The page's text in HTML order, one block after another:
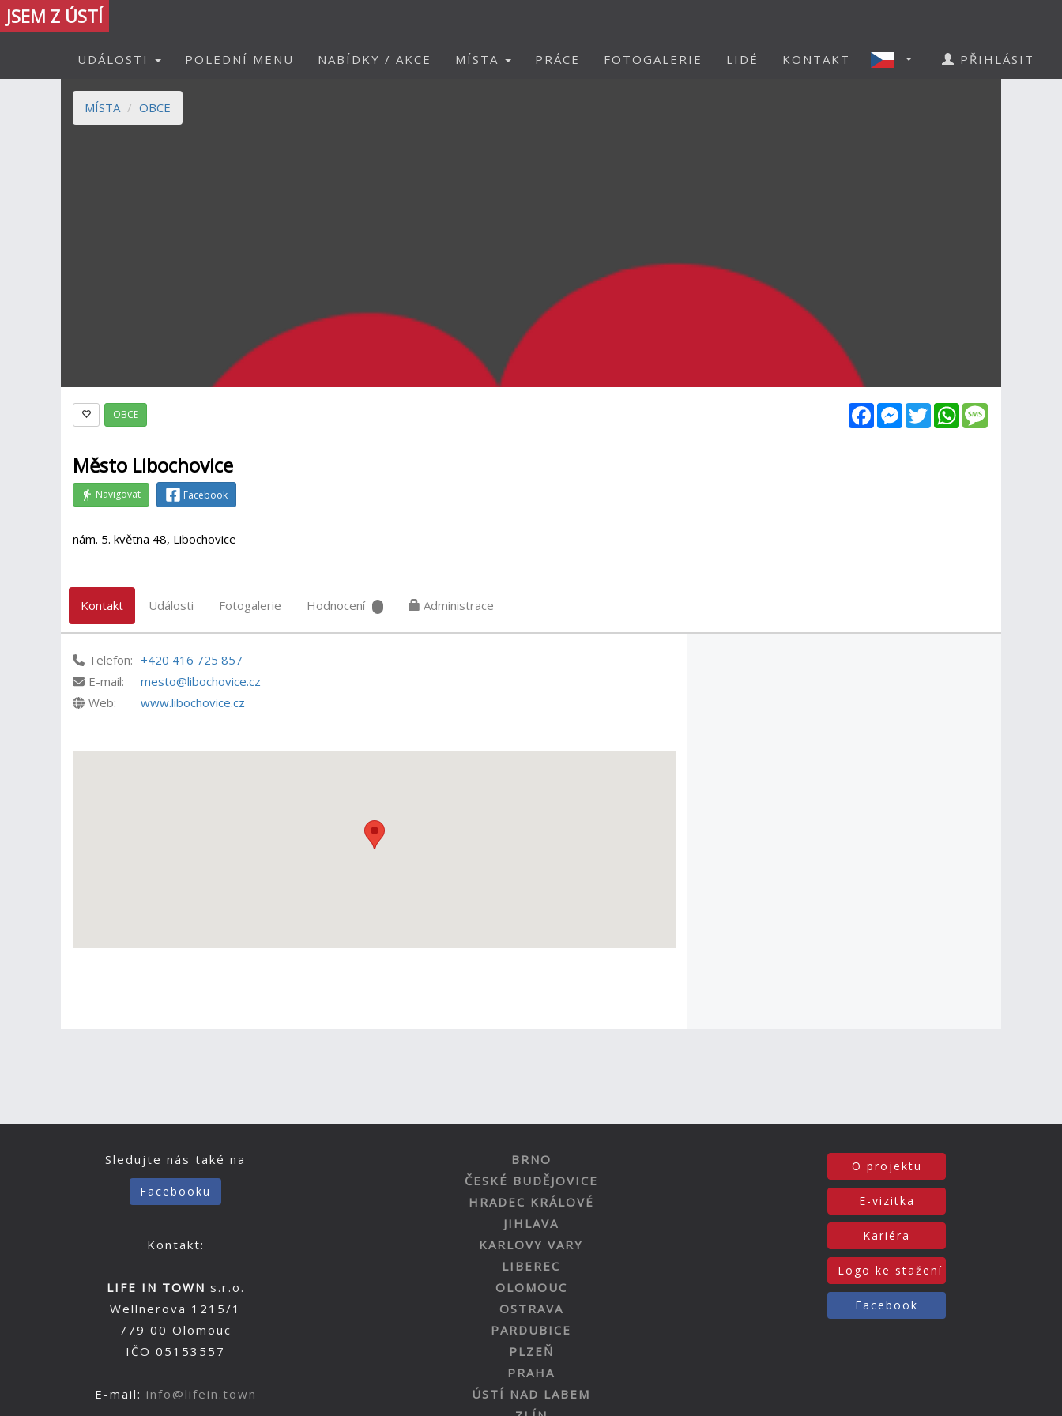
JSEM Z ÚSTÍ
UDÁLOSTI POLEDNÍ MENU NABÍDKY / AKCE MÍSTA PRÁCE FOTOGALERIE LIDÉ KONTAKT PŘIHLÁSIT
MÍSTA OBCE
FacebookMessenger
TwitterWhatsApp
OBCE
Město Libochovice
Navigovat Facebook
nám. 5. května 48, Libochovice
Kontakt Události Fotogalerie Hodnocení Administrace
Telefon: +420 416 725 857
E-mail:
mesto@libochovice.cz
Web:
www.libochovice.cz
Sledujte nás také na
Facebooku
Kontakt:
LIFE IN TOWN s.r.o.
Wellnerova 1215/1
779 00 Olomouc
IČO 05153557
E-mail: info@lifein.town
BRNO
ČESKÉ BUDĚJOVICE
HRADEC KRÁLOVÉ
JIHLAVA
KARLOVY VARY
LIBEREC
OLOMOUC
OSTRAVA
PARDUBICE
PLZEŇ
PRAHA
ÚSTÍ NAD LABEM
O projektu
E-vizitka
Kariéra
Logo ke stažení
Facebook